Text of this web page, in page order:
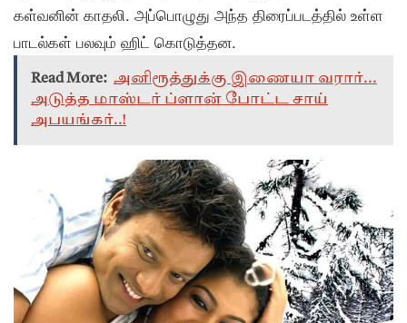
கள்வனின் காதலி. அப்பொழுது அந்த திரைப்படத்தில் உள்ள
பாடல்கள் பலவும் ஹிட் கொடுத்தன.
Read More: அனிரூத்துக்கு இணையா வரார்...
அடுத்த மாஸ்டர் ப்ளான் போட்ட சாய்
அபயங்கர்..!